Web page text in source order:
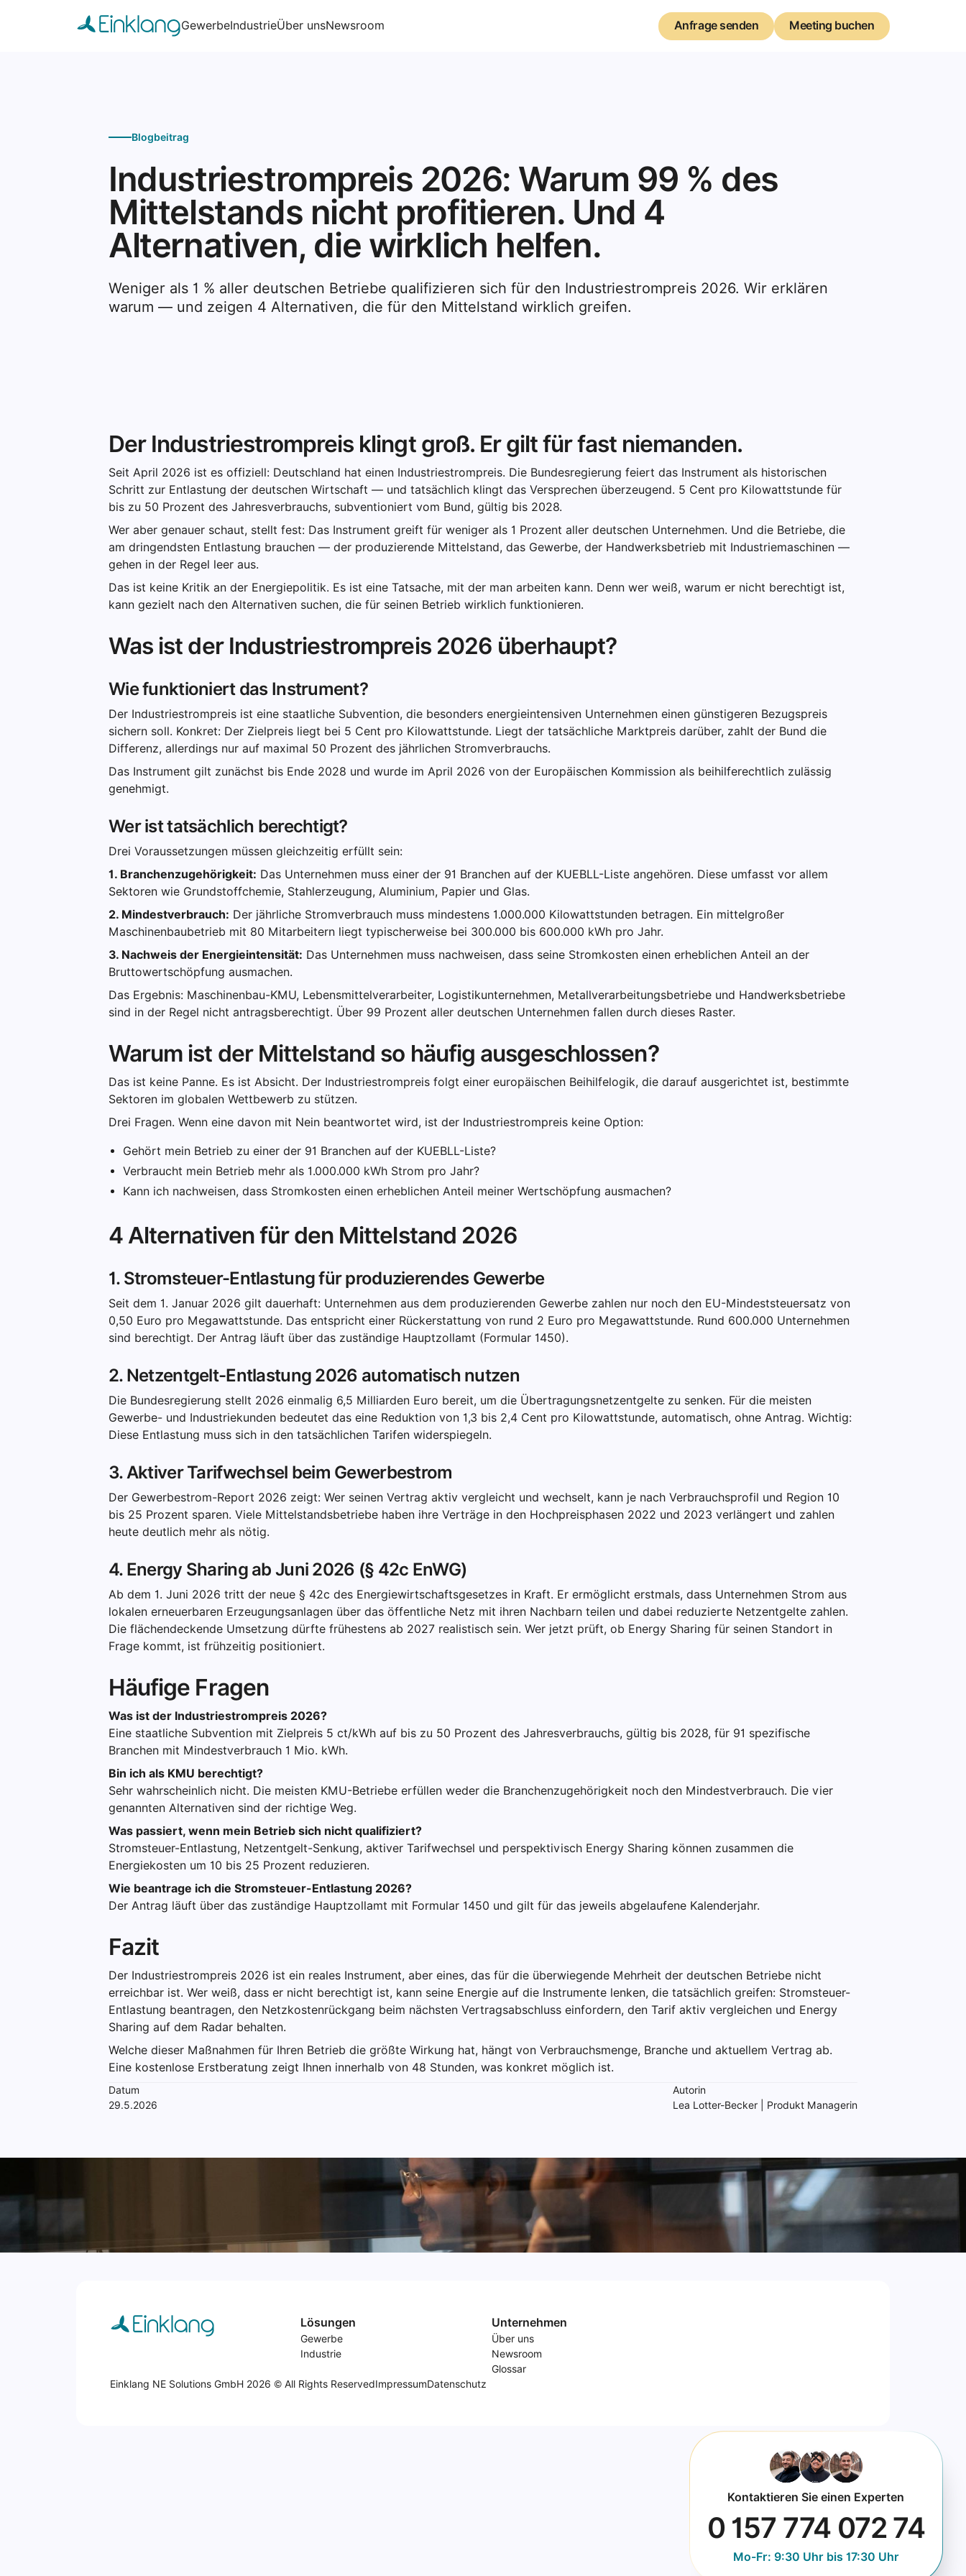
GewerbeIndustrieÜber unsNewsroom Anfrage senden
Anfrage senden Meeting buchen
Meeting buchen
Blogbeitrag
Industriestrompreis 2026: Warum 99 % des
Mittelstands nicht profitieren. Und 4
Alternativen, die wirklich helfen.
Weniger als 1 % aller deutschen Betriebe qualifizieren sich für den Industriestrompreis 2026. Wir erklären
warum — und zeigen 4 Alternativen, die für den Mittelstand wirklich greifen.
Der Industriestrompreis klingt groß. Er gilt für fast niemanden.
Seit April 2026 ist es offiziell: Deutschland hat einen Industriestrompreis. Die Bundesregierung feiert das Instrument als historischen
Schritt zur Entlastung der deutschen Wirtschaft — und tatsächlich klingt das Versprechen überzeugend. 5 Cent pro Kilowattstunde für
bis zu 50 Prozent des Jahresverbrauchs, subventioniert vom Bund, gültig bis 2028.
Wer aber genauer schaut, stellt fest: Das Instrument greift für weniger als 1 Prozent aller deutschen Unternehmen. Und die Betriebe, die
am dringendsten Entlastung brauchen — der produzierende Mittelstand, das Gewerbe, der Handwerksbetrieb mit Industriemaschinen —
gehen in der Regel leer aus.
Das ist keine Kritik an der Energiepolitik. Es ist eine Tatsache, mit der man arbeiten kann. Denn wer weiß, warum er nicht berechtigt ist,
kann gezielt nach den Alternativen suchen, die für seinen Betrieb wirklich funktionieren.
Was ist der Industriestrompreis 2026 überhaupt?
Wie funktioniert das Instrument?
Der Industriestrompreis ist eine staatliche Subvention, die besonders energieintensiven Unternehmen einen günstigeren Bezugspreis
sichern soll. Konkret: Der Zielpreis liegt bei 5 Cent pro Kilowattstunde. Liegt der tatsächliche Marktpreis darüber, zahlt der Bund die
Differenz, allerdings nur auf maximal 50 Prozent des jährlichen Stromverbrauchs.
Das Instrument gilt zunächst bis Ende 2028 und wurde im April 2026 von der Europäischen Kommission als beihilferechtlich zulässig
genehmigt.
Wer ist tatsächlich berechtigt?
Drei Voraussetzungen müssen gleichzeitig erfüllt sein:
1. Branchenzugehörigkeit: Das Unternehmen muss einer der 91 Branchen auf der KUEBLL-Liste angehören. Diese umfasst vor allem
Sektoren wie Grundstoffchemie, Stahlerzeugung, Aluminium, Papier und Glas.
2. Mindestverbrauch: Der jährliche Stromverbrauch muss mindestens 1.000.000 Kilowattstunden betragen. Ein mittelgroßer
Maschinenbaubetrieb mit 80 Mitarbeitern liegt typischerweise bei 300.000 bis 600.000 kWh pro Jahr.
3. Nachweis der Energieintensität: Das Unternehmen muss nachweisen, dass seine Stromkosten einen erheblichen Anteil an der
Bruttowertschöpfung ausmachen.
Das Ergebnis: Maschinenbau-KMU, Lebensmittelverarbeiter, Logistikunternehmen, Metallverarbeitungsbetriebe und Handwerksbetriebe
sind in der Regel nicht antragsberechtigt. Über 99 Prozent aller deutschen Unternehmen fallen durch dieses Raster.
Warum ist der Mittelstand so häufig ausgeschlossen?
Das ist keine Panne. Es ist Absicht. Der Industriestrompreis folgt einer europäischen Beihilfelogik, die darauf ausgerichtet ist, bestimmte
Sektoren im globalen Wettbewerb zu stützen.
Drei Fragen. Wenn eine davon mit Nein beantwortet wird, ist der Industriestrompreis keine Option:
Gehört mein Betrieb zu einer der 91 Branchen auf der KUEBLL-Liste?
Verbraucht mein Betrieb mehr als 1.000.000 kWh Strom pro Jahr?
Kann ich nachweisen, dass Stromkosten einen erheblichen Anteil meiner Wertschöpfung ausmachen?
4 Alternativen für den Mittelstand 2026
1. Stromsteuer-Entlastung für produzierendes Gewerbe
Seit dem 1. Januar 2026 gilt dauerhaft: Unternehmen aus dem produzierenden Gewerbe zahlen nur noch den EU-Mindeststeuersatz von
0,50 Euro pro Megawattstunde. Das entspricht einer Rückerstattung von rund 2 Euro pro Megawattstunde. Rund 600.000 Unternehmen
sind berechtigt. Der Antrag läuft über das zuständige Hauptzollamt (Formular 1450).
2. Netzentgelt-Entlastung 2026 automatisch nutzen
Die Bundesregierung stellt 2026 einmalig 6,5 Milliarden Euro bereit, um die Übertragungsnetzentgelte zu senken. Für die meisten
Gewerbe- und Industriekunden bedeutet das eine Reduktion von 1,3 bis 2,4 Cent pro Kilowattstunde, automatisch, ohne Antrag. Wichtig:
Diese Entlastung muss sich in den tatsächlichen Tarifen widerspiegeln.
3. Aktiver Tarifwechsel beim Gewerbestrom
Der Gewerbestrom-Report 2026 zeigt: Wer seinen Vertrag aktiv vergleicht und wechselt, kann je nach Verbrauchsprofil und Region 10
bis 25 Prozent sparen. Viele Mittelstandsbetriebe haben ihre Verträge in den Hochpreisphasen 2022 und 2023 verlängert und zahlen
heute deutlich mehr als nötig.
4. Energy Sharing ab Juni 2026 (§ 42c EnWG)
Ab dem 1. Juni 2026 tritt der neue § 42c des Energiewirtschaftsgesetzes in Kraft. Er ermöglicht erstmals, dass Unternehmen Strom aus
lokalen erneuerbaren Erzeugungsanlagen über das öffentliche Netz mit ihren Nachbarn teilen und dabei reduzierte Netzentgelte zahlen.
Die flächendeckende Umsetzung dürfte frühestens ab 2027 realistisch sein. Wer jetzt prüft, ob Energy Sharing für seinen Standort in
Frage kommt, ist frühzeitig positioniert.
Häufige Fragen
Was ist der Industriestrompreis 2026?
Eine staatliche Subvention mit Zielpreis 5 ct/kWh auf bis zu 50 Prozent des Jahresverbrauchs, gültig bis 2028, für 91 spezifische
Branchen mit Mindestverbrauch 1 Mio. kWh.
Bin ich als KMU berechtigt?
Sehr wahrscheinlich nicht. Die meisten KMU-Betriebe erfüllen weder die Branchenzugehörigkeit noch den Mindestverbrauch. Die vier
genannten Alternativen sind der richtige Weg.
Was passiert, wenn mein Betrieb sich nicht qualifiziert?
Stromsteuer-Entlastung, Netzentgelt-Senkung, aktiver Tarifwechsel und perspektivisch Energy Sharing können zusammen die
Energiekosten um 10 bis 25 Prozent reduzieren.
Wie beantrage ich die Stromsteuer-Entlastung 2026?
Der Antrag läuft über das zuständige Hauptzollamt mit Formular 1450 und gilt für das jeweils abgelaufene Kalenderjahr.
Fazit
Der Industriestrompreis 2026 ist ein reales Instrument, aber eines, das für die überwiegende Mehrheit der deutschen Betriebe nicht
erreichbar ist. Wer weiß, dass er nicht berechtigt ist, kann seine Energie auf die Instrumente lenken, die tatsächlich greifen: Stromsteuer-
Entlastung beantragen, den Netzkostenrückgang beim nächsten Vertragsabschluss einfordern, den Tarif aktiv vergleichen und Energy
Sharing auf dem Radar behalten.
Welche dieser Maßnahmen für Ihren Betrieb die größte Wirkung hat, hängt von Verbrauchsmenge, Branche und aktuellem Vertrag ab.
Eine kostenlose Erstberatung zeigt Ihnen innerhalb von 48 Stunden, was konkret möglich ist.
Datum
29.5.2026
Autorin
Lea Lotter-Becker | Produkt Managerin
Lösungen
Gewerbe
Industrie
Unternehmen
Über uns
Newsroom
Glossar
Einklang NE Solutions GmbH 2026 © All Rights ReservedImpressumDatenschutz
Kontaktieren Sie einen Experten
0 157 774 072 74
Mo-Fr: 9:30 Uhr bis 17:30 Uhr